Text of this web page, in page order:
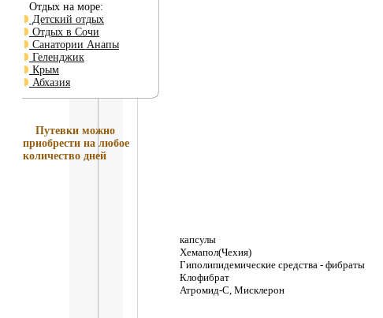
Отдых на море:
Детский отдых
Отдых в Сочи
Санатории Анапы
Геленджик
Крым
Абхазия
Путевки можно
приобрести на любое
количество дней
капсулы
Хемапол(Чехия)
Гиполипидемические средства - фибраты
Клофибрат
Атромид-С, Мисклерон